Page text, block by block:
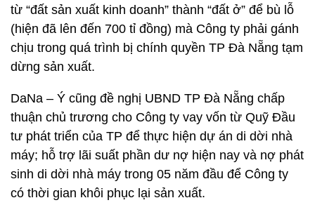
từ “đất sản xuất kinh doanh” thành “đất ở” để bù lỗ
(hiện đã lên đến 700 tỉ đồng) mà Công ty phải gánh
chịu trong quá trình bị chính quyền TP Đà Nẵng tạm
dừng sản xuất.
DaNa – Ý cũng đề nghị UBND TP Đà Nẵng chấp
thuận chủ trương cho Công ty vay vốn từ Quỹ Đầu
tư phát triển của TP để thực hiện dự án di dời nhà
máy; hỗ trợ lãi suất phần dư nợ hiện nay và nợ phát
sinh di dời nhà máy trong 05 năm đầu để Công ty
có thời gian khôi phục lại sản xuất.